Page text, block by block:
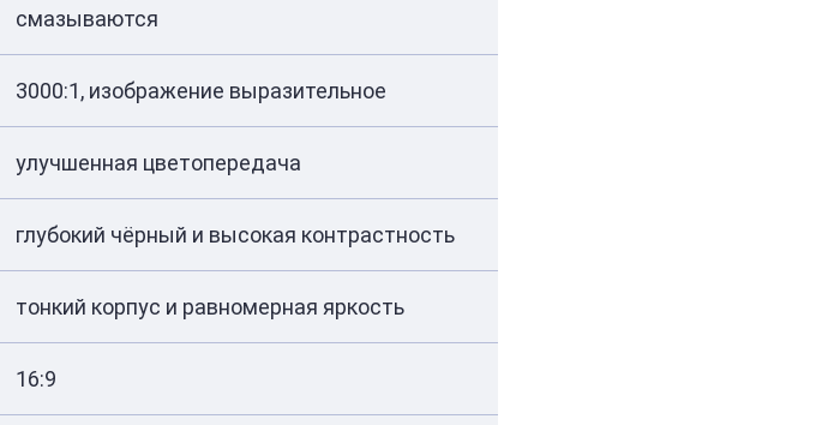
смазываются
3000:1, изображение выразительное
улучшенная цветопередача
глубокий чёрный и высокая контрастность
тонкий корпус и равномерная яркость
16:9